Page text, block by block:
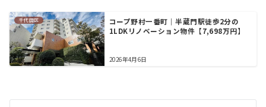
千代田区
コープ野村一番町｜半蔵門駅徒歩2分の
1LDKリノベーション物件【7,698万円】
2026年4月6日